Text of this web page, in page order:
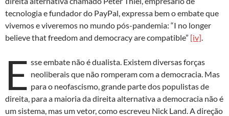
tecnologia e fundador do PayPal, expressa bem o embate que
vivemos e viveremos no mundo pós-pandemia: “I no longer
believe that freedom and democracy are compatible” [iv].
E sse embate não é dualista. Existem diversas forças
neoliberais que não romperam com a democracia. Mas
para o neofascismo, grande parte dos populistas de
direita, para a maioria da direita alternativa a democracia não é
um sistema, mas um vetor, como escreveu Nick Land. A direção